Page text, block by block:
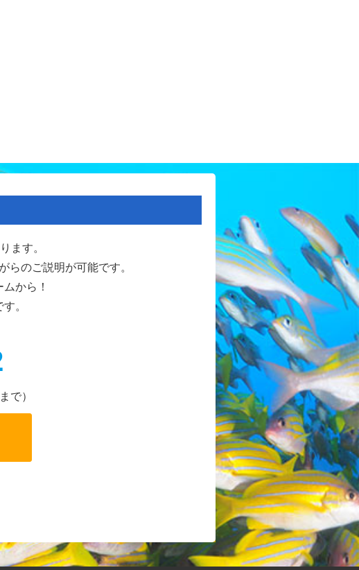
ます。
らのご説明が可能です。
から！
。
で）